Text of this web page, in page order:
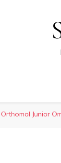
Orthomol Junior